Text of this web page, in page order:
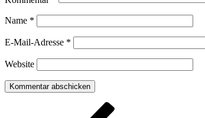
Name *
E-Mail-Adresse *
Website
Beitragsnavigation